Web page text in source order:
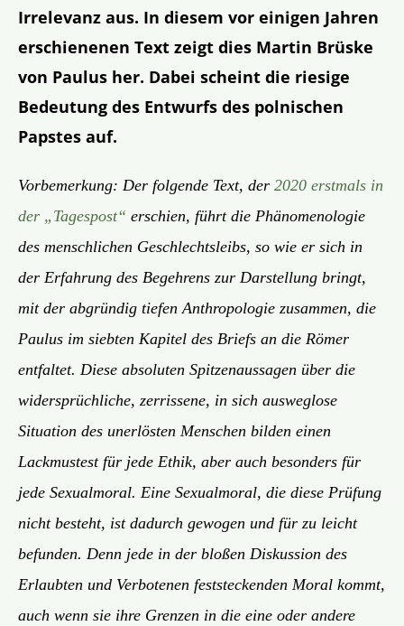
Irrelevanz aus. In diesem vor einigen Jahren
erschienenen Text zeigt dies Martin Brüske
von Paulus her. Dabei scheint die riesige
Bedeutung des Entwurfs des polnischen
Papstes auf.
Vorbemerkung: Der folgende Text, der 2020 erstmals in
der „Tagespost“ erschien, führt die Phänomenologie
des menschlichen Geschlechtsleibs, so wie er sich in
der Erfahrung des Begehrens zur Darstellung bringt,
mit der abgründig tiefen Anthropologie zusammen, die
Paulus im siebten Kapitel des Briefs an die Römer
entfaltet. Diese absoluten Spitzenaussagen über die
widersprüchliche, zerrissene, in sich ausweglose
Situation des unerlösten Menschen bilden einen
Lackmustest für jede Ethik, aber auch besonders für
jede Sexualmoral. Eine Sexualmoral, die diese Prüfung
nicht besteht, ist dadurch gewogen und für zu leicht
befunden. Denn jede in der bloßen Diskussion des
Erlaubten und Verbotenen feststeckenden Moral kommt,
auch wenn sie ihre Grenzen in die eine oder andere